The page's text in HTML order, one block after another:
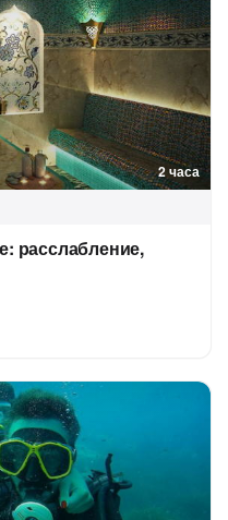
2 часа
расслабление,